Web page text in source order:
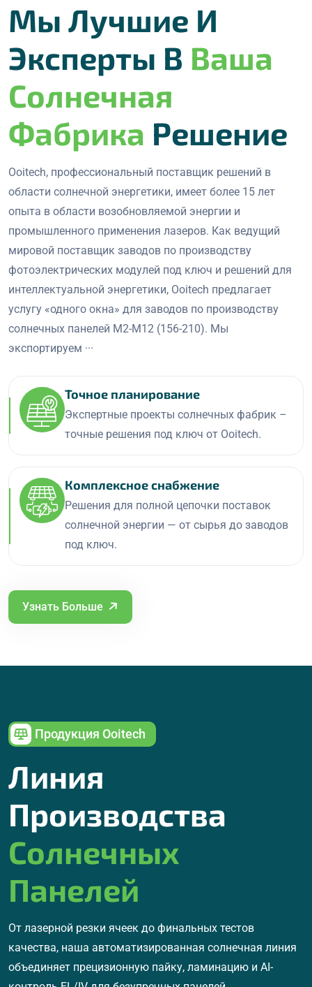
Мы Лучшие И
Эксперты В Ваша
Солнечная
Фабрика Решение
Ooitech, профессиональный поставщик решений в
области солнечной энергетики, имеет более 15 лет
опыта в области возобновляемой энергии и
промышленного применения лазеров. Как ведущий
мировой поставщик заводов по производству
фотоэлектрических модулей под ключ и решений для
интеллектуальной энергетики, Ooitech предлагает
услугу «одного окна» для заводов по производству
солнечных панелей M2-M12 (156-210). Мы
экспортируем ···
Точное планирование
Экспертные проекты солнечных фабрик –
точные решения под ключ от Ooitech.
Комплексное снабжение
Решения для полной цепочки поставок
солнечной энергии — от сырья до заводов
под ключ.
Узнать Больше
Продукция Ooitech
Линия
Производства
Солнечных
Панелей
От лазерной резки ячеек до финальных тестов
качества, наша автоматизированная солнечная линия
объединяет прецизионную пайку, ламинацию и AI-